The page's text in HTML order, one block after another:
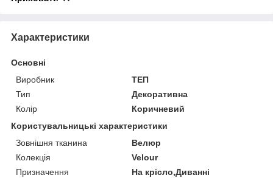
Характеристики
Основні
Виробник
ТЕП
Тип
Декоративна
Колір
Коричневий
Користувальницькі характеристики
Зовнішня тканина
Велюр
Колекція
Velour
Призначення
На крісло,Диванні